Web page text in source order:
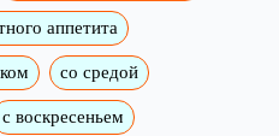
аппетита
со средой
с воскресеньем